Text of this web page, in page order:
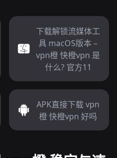
下载解锁流媒体工
具 macOS版本 –
vpn橙 快橙vpn 是
什么? 官方11
APK直接下载 vpn
橙 快橙vpn 好吗